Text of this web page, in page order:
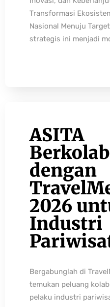
Transformasi
Nasional Menuju
strategis ini menjadi
ASITA
dengan
2026
Industri
Bergabunglah di
temukan peluang
pelaku industri